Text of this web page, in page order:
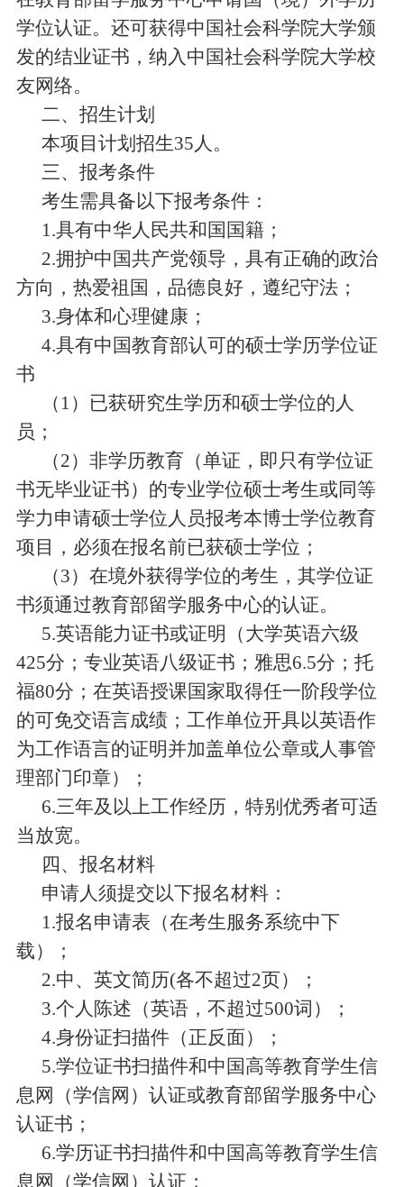
学位认证。还可获得中国社会科学院大学颁
发的结业证书 ，纳入中国社会科学院大学校
友网络。
二、招生计划
本项目计划招生35 人。
三、报考条件
考生需具备以下报考条件：
1.具有中华人民共和国国籍；
2.拥护中国共产党领导，具有正确的政治
方向，热爱祖国，品德良好，遵纪守法；
3.身体和心理健康；
4.具有中国教育部认可的硕士学历学位证
书
（ 1 ）已获研究生学历和硕士学位的人
员；
（2）非学历教育（单证，即只有学位证
书无毕业证书）的专业学位硕士考生或同等
学力申请硕士学位人员报考本博士学位教育
项目，必须在报名前已获硕士学位；
（3）在境外获得学位的考生，其学位证
书须通过教育部留学服务中心的认证。
5.英语能力证书或证明（大学英语六级
425分；专业英语八级证书 ； 雅思6.5分 ；托
福80分； 在英语授课国家取得任一阶段学位
的可免交语言成绩； 工作单位开具以英语作
为工作语言的证明并加盖单位公章或人事管
理部门印章）
；
6.三年及以上工作经历， 特别优秀者可适
当放宽。
四、报名材料
申请人须提交以下报名材料：
1.报名申请表（在考生服务系统中下
载）；
2.中、英文简历(各不超过2页）；
3.个人陈述（英语，不超过500词）；
4.身份证扫描件（正反面）；
5.学位证书扫描件和中国高等教育学生信
息网（学信网） 认证或教育部留学服务中心
认证书；
6.学历证书扫描件和中国高等教育学生信
息网（学信网） 认证 ；